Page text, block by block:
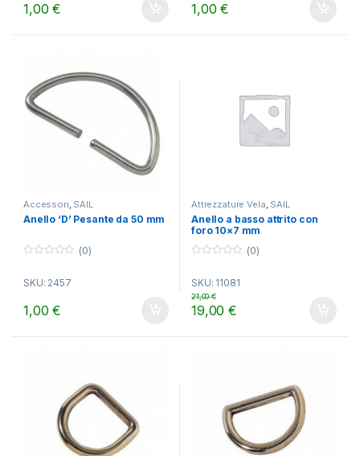
1,00€ 1,00€
Accessori, SAIL
Anello ‘D’ Pesante da 50 mm
u
f
(0)
SKU: 2457
1,00€
Attrezzature Vela, SAIL
Anello a basso attrito con
foro 10×7 mm
u
t
o
f
(0)
SKU: 11081
19,00€
21,00€